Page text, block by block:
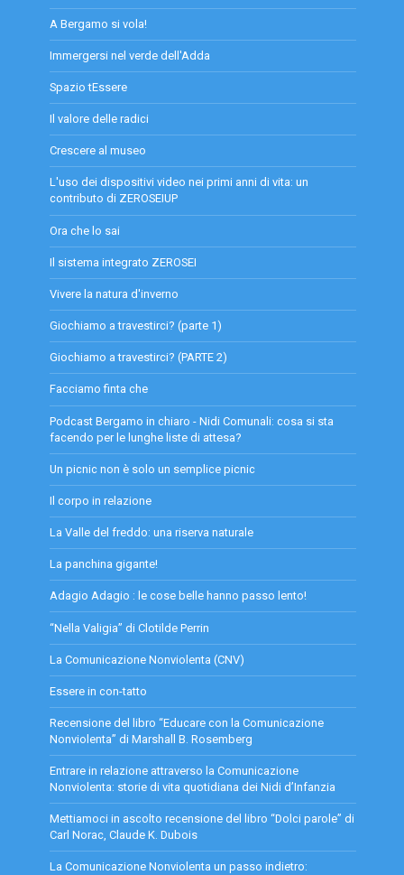
A Bergamo si vola!
Immergersi nel verde dell'Adda
Spazio tEssere
Il valore delle radici
Crescere al museo
L'uso dei dispositivi video nei primi anni di vita: un
contributo di ZEROSEIUP
Ora che lo sai
Il sistema integrato ZEROSEI
Vivere la natura d'inverno
Giochiamo a travestirci? (parte 1)
Giochiamo a travestirci? (PARTE 2)
Facciamo finta che
Podcast Bergamo in chiaro - Nidi Comunali: cosa si sta
facendo per le lunghe liste di attesa?
Un picnic non è solo un semplice picnic
Il corpo in relazione
La Valle del freddo: una riserva naturale
La panchina gigante!
Adagio Adagio : le cose belle hanno passo lento!
“Nella Valigia” di Clotilde Perrin
La Comunicazione Nonviolenta (CNV)
Essere in con-tatto
Recensione del libro “Educare con la Comunicazione
Nonviolenta” di Marshall B. Rosemberg
Entrare in relazione attraverso la Comunicazione
Nonviolenta: storie di vita quotidiana dei Nidi d’Infanzia
Mettiamoci in ascolto recensione del libro “Dolci parole” di
Carl Norac, Claude K. Dubois
La Comunicazione Nonviolenta un passo indietro: